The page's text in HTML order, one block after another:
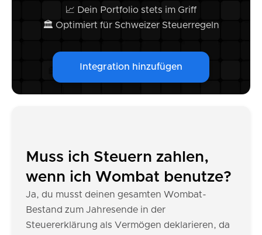
📈 Dein Portfolio stets im Griff
🏛️ Optimiert für Schweizer Steuerregeln
Integration hinzufügen
Muss ich Steuern zahlen,
wenn ich Wombat benutze?
Ja, du musst deinen gesamten Wombat-
Bestand zum Jahresende in der
Steuererklärung als Vermögen deklarieren, da